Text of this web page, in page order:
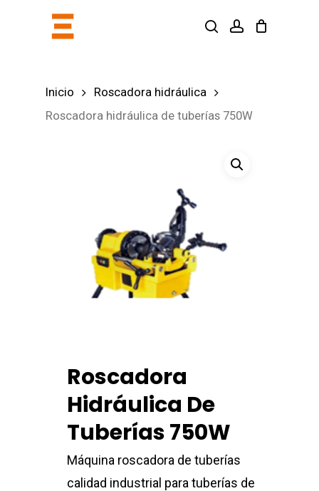
searchaccount
Inicio
Roscadora hidráulica
Roscadora hidráulica de tuberías 750W
Roscadora
Hidráulica De
Tuberías 750W
Máquina roscadora de tuberías
calidad industrial para tuberías de